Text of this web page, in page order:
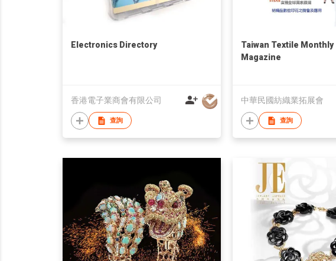
Electronics Directory
香港電子業商會有限公司
查詢
Taiwan Textile Monthly
Magazine
中華民國紡織業拓展會
查詢